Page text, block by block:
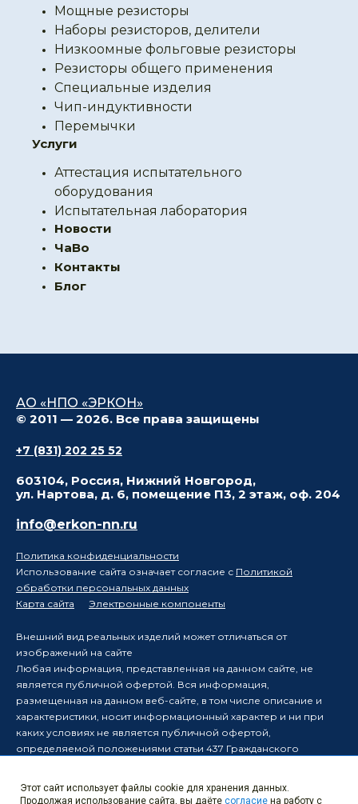
Мощные резисторы
Наборы резисторов, делители
Низкоомные фольговые резисторы
Резисторы общего применения
Специальные изделия
Чип-индуктивности
Перемычки
Услуги
Аттестация испытательного
оборудования
Испытательная лаборатория
Новости
ЧаВо
Контакты
Блог
АО «НПО «ЭРКОН»
© 2011 — 2026. Все права защищены
+7 (831) 202 25 52
603104, Россия, Нижний Новгород,
ул. Нартова, д. 6, помещение П3, 2 этаж, оф. 204
info@erkon-nn.ru
Политика конфиденциальности
Использование сайта означает согласие с Политикой
обработки персональных данных
Карта сайта
Электронные компоненты
Внешний вид реальных изделий может отличаться от
изображений на сайте
Любая информация, представленная на данном сайте, не
является публичной офертой. Вся информация,
размещенная на данном веб-сайте, в том числе описание и
характеристики, носит информационный характер и ни при
каких условиях не является публичной офертой,
определяемой положениями статьи 437 Гражданского
Производитель оставляет за собой право в одностороннем
порядке вносить изменения в информацию, размещенную на
Этот сайт использует файлы cookie для хранения данных.
Продолжая использование сайта, вы даёте согласие на работу с